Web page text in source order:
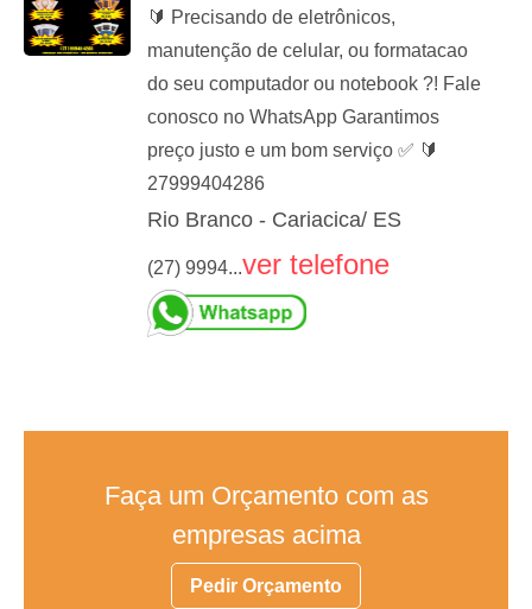
🔰 Precisando de eletrônicos,
manutenção de celular, ou formatacao
do seu computador ou notebook ?! Fale
conosco no WhatsApp Garantimos
preço justo e um bom serviço ✅ 🔰
27999404286
Rio Branco - Cariacica/ ES
(27) 9994...ver telefone
Faça um Orçamento com as
empresas acima
Pedir Orçamento